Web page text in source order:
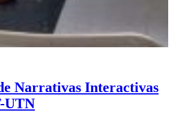
Narrativas Interactivas
UTN